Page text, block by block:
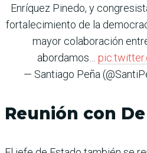
Enríquez Pinedo, y
fortalecimiento de la
mayor colaboración
abordamos…
— Santiago Peña
Reunión con